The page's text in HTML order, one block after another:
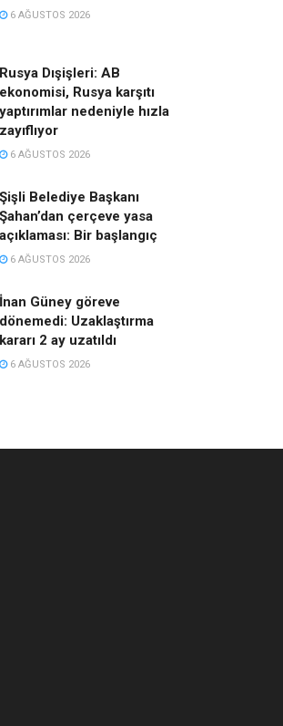
6 AĞUSTOS 2026
Rusya Dışişleri: AB
ekonomisi, Rusya karşıtı
yaptırımlar nedeniyle hızla
zayıflıyor
6 AĞUSTOS 2026
Şişli Belediye Başkanı
Şahan’dan çerçeve yasa
açıklaması: Bir başlangıç
6 AĞUSTOS 2026
İnan Güney göreve
dönemedi: Uzaklaştırma
kararı 2 ay uzatıldı
6 AĞUSTOS 2026